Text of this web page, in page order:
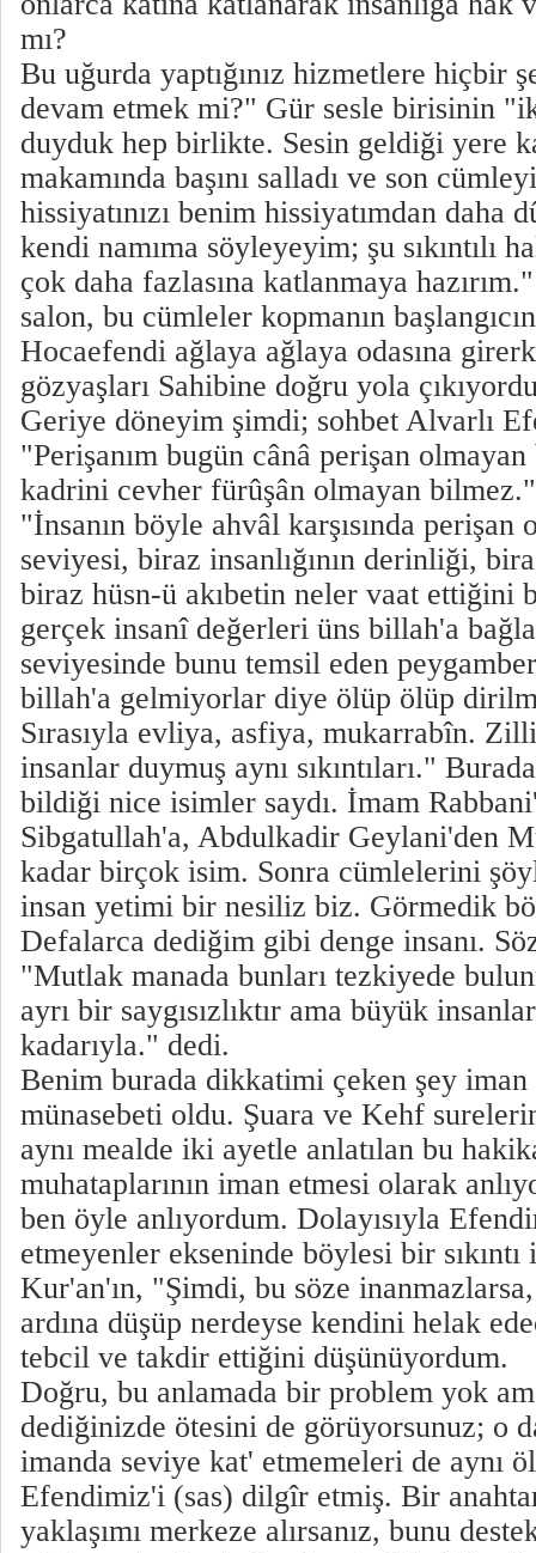
mı?
Bu uğurda yaptığınız hizmetlere hiçbir
devam etmek mi?" Gür sesle birisinin
duyduk hep birlikte. Sesin geldiği yere
makamında başını salladı ve son
hissiyatınızı benim hissiyatımdan daha
kendi namıma söyleyeyim; şu sıkıntılı
çok daha fazlasına katlanmaya
salon, bu cümleler kopmanın
Hocaefendi ağlaya ağlaya odasına
gözyaşları Sahibine doğru yola
Geriye döneyim şimdi; sohbet Alvarlı
"Perişanım bugün cânâ perişan
kadrini cevher fürûşân olmayan
"İnsanın böyle ahvâl karşısında perişan
seviyesi, biraz insanlığının derinliği,
biraz hüsn-ü akıbetin neler vaat ettiğini
gerçek insanî değerleri üns billah'a
seviyesinde bunu temsil eden
billah'a gelmiyorlar diye ölüp ölüp
Sırasıyla evliya, asfiya, mukarrabîn.
insanlar duymuş aynı sıkıntıları."
bildiği nice isimler saydı. İmam
Sibgatullah'a, Abdulkadir Geylani'den
kadar birçok isim. Sonra cümlelerini
insan yetimi bir nesiliz biz. Görmedik
Defalarca dediğim gibi denge insanı.
"Mutlak manada bunları tezkiyede
ayrı bir saygısızlıktır ama büyük
kadarıyla." dedi.
Benim burada dikkatimi çeken şey
münasebeti oldu. Şuara ve Kehf
aynı mealde iki ayetle anlatılan bu
muhataplarının iman etmesi olarak
ben öyle anlıyordum. Dolayısıyla
etmeyenler ekseninde böylesi bir
Kur'an'ın, "Şimdi, bu söze
ardına düşüp nerdeyse kendini helak
tebcil ve takdir ettiğini düşünüyordum.
Doğru, bu anlamada bir problem yok
dediğinizde ötesini de görüyorsunuz; o
imanda seviye kat' etmemeleri de aynı
Efendimiz'i (sas) dilgîr etmiş. Bir
yaklaşımı merkeze alırsanız, bunu